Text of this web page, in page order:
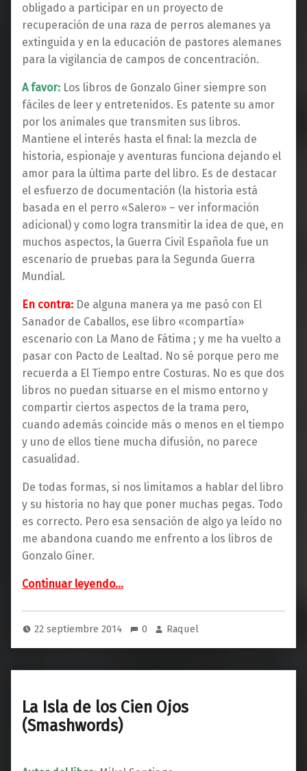
obligado a participar en un proyecto de
recuperación de una raza de perros alemanes ya
extinguida y en la educación de pastores alemanes
para la vigilancia de campos de concentración.
A favor: Los libros de Gonzalo Giner siempre son
fáciles de leer y entretenidos. Es patente su amor
por los animales que transmiten sus libros.
Mantiene el interés hasta el final: la mezcla de
historia, espionaje y aventuras funciona dejando el
amor para la última parte del libro. Es de destacar
el esfuerzo de documentación (la historia está
basada en el perro «Salero» – ver información
adicional) y como logra transmitir la idea de que, en
muchos aspectos, la Guerra Civil Española fue un
escenario de pruebas para la Segunda Guerra
Mundial.
En contra: De alguna manera ya me pasó con El
Sanador de Caballos, ese libro «compartía»
escenario con La Mano de Fátima ; y me ha vuelto a
pasar con Pacto de Lealtad. No sé porque pero me
recuerda a El Tiempo entre Costuras. No es que dos
libros no puedan situarse en el mismo entorno y
compartir ciertos aspectos de la trama pero,
cuando además coincide más o menos en el tiempo
y uno de ellos tiene mucha difusión, no parece
casualidad.
De todas formas, si nos limitamos a hablar del libro
y su historia no hay que poner muchas pegas. Todo
es correcto. Pero esa sensación de algo ya leído no
me abandona cuando me enfrento a los libros de
Gonzalo Giner.
Continuar leyendo…
22 septiembre 2014 0 Raquel
La Isla de los Cien Ojos
(Smashwords)